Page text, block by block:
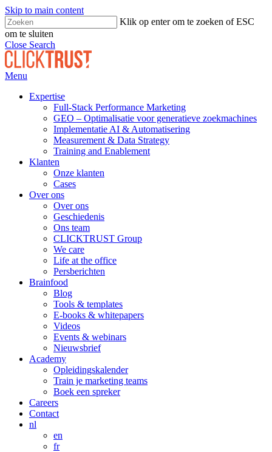
Skip to main content
Klik op enter om te zoeken of ESC
om te sluiten
Close Search
Menu
Expertise
Full-Stack Performance Marketing
GEO – Optimalisatie voor generatieve zoekmachines
Implementatie AI & Automatisering
Measurement & Data Strategy
Training and Enablement
Klanten
Onze klanten
Cases
Over ons
Over ons
Geschiedenis
Ons team
CLICKTRUST Group
We care
Life at the office
Persberichten
Brainfood
Blog
Tools & templates
E-books & whitepapers
Videos
Events & webinars
Nieuwsbrief
Academy
Opleidingskalender
Train je marketing teams
Boek een spreker
Careers
Contact
nl
en
fr